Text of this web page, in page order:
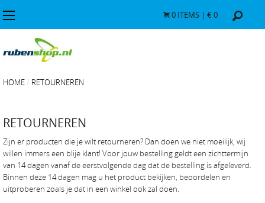
0 ITEMS | €0
HOME RETOURNEREN
RETOURNEREN
Zijn er producten die je wilt retourneren? Dan doen we niet moeilijk, wij
willen immers een blije klant! Voor jouw bestelling geldt een zichttermijn
van 14 dagen vanaf de eerstvolgende dag dat de bestelling is afgeleverd.
Binnen deze 14 dagen mag u het product bekijken, beoordelen en
uitproberen zoals je dat in een winkel ook zal doen.